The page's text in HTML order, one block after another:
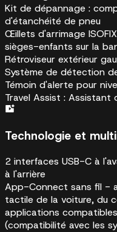
Kit de dépannage :
d'étanchéité de pneu
Œillets d'arrimage
sièges-enfants sur la
Rétroviseur extérieur
Système de détection
Témoin d'alerte pour
Travel Assist :
Technologie et
2 interfaces USB-C à
à l'arrière
App-Connect sans fil -
tactile de la voiture, du
applications
(compatibilité avec les